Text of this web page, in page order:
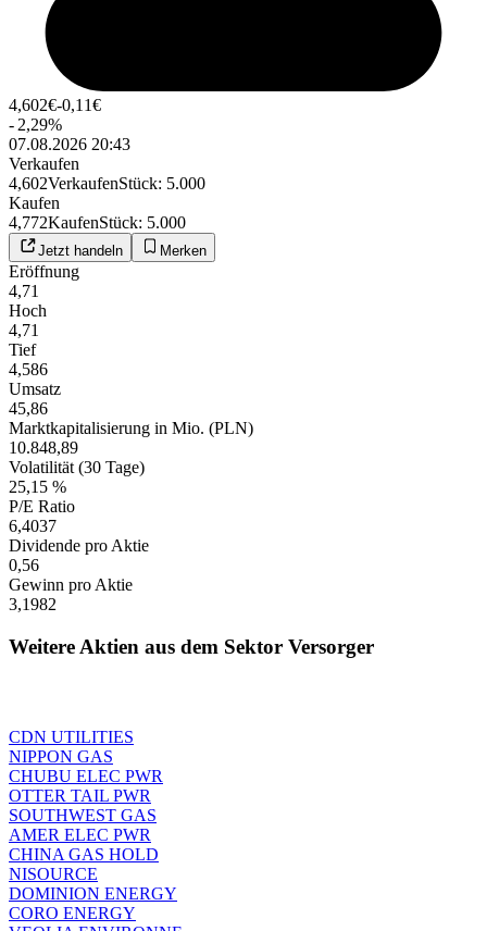
4,602€-0,11€
- 2,29%
07.08.2026 20:43
Verkaufen
4,602VerkaufenStück: 5.000
Kaufen
4,772KaufenStück: 5.000
Jetzt handeln Merken
Eröffnung
4,71
Hoch
4,71
Tief
4,586
Umsatz
45,86
Marktkapitalisierung in Mio. (PLN)
10.848,89
Volatilität (30 Tage)
25,15 %
P/E Ratio
6,4037
Dividende pro Aktie
0,56
Gewinn pro Aktie
3,1982
Weitere Aktien aus dem Sektor Versorger
CDN UTILITIES
NIPPON GAS
CHUBU ELEC PWR
OTTER TAIL PWR
SOUTHWEST GAS
AMER ELEC PWR
CHINA GAS HOLD
NISOURCE
DOMINION ENERGY
CORO ENERGY